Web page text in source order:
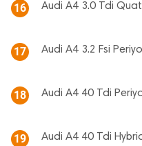
16 Audi A4 3.0 Tdi
17 Audi A4 3.2 Fsi
18 Audi A4 40 Tdi
19 Audi A4 40 Tdi